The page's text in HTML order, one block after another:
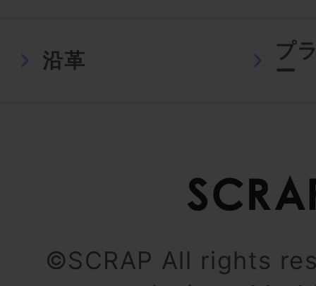
沿革
プ
ー
©SCRAP All rights